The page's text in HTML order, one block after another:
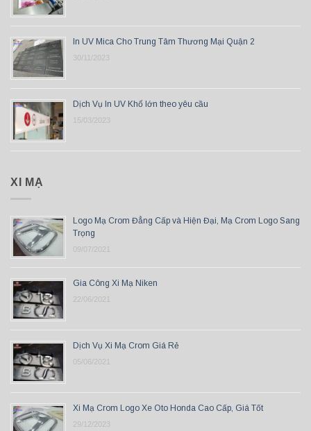
In UV Mica Cho Trung Tâm Thương Mại Quận 2
30/11/2023
Dịch Vụ In UV Khổ lớn theo yêu cầu
15/03/2023
XI MẠ
Logo Mạ Crom Đẳng Cấp và Hiện Đại, Mạ Crom Logo Sang
Trọng
09/07/2021
Gia Công Xi Mạ Niken
22/06/2021
Dịch Vụ Xi Mạ Crom Giá Rẻ
05/06/2021
Xi Mạ Crom Logo Xe Oto Honda Cao Cấp, Giá Tốt
29/12/2023